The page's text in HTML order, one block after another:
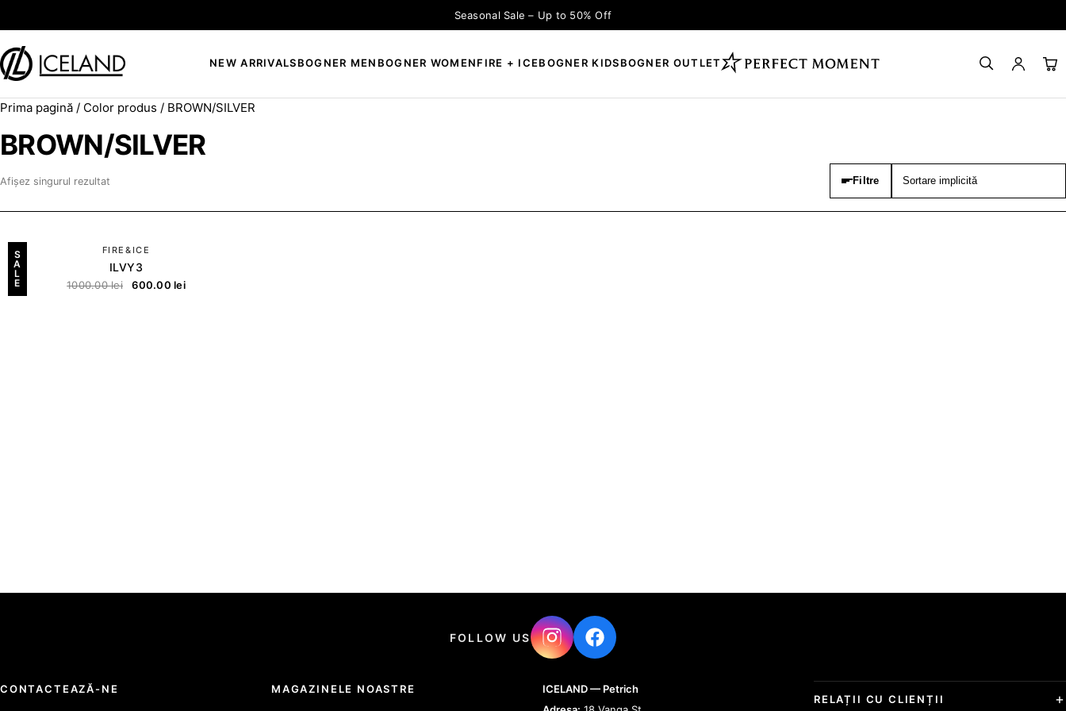
Seasonal Sale – Up to 50% Off
NEW ARRIVALSBOGNER MEN BOGNER WOMENFIRE + ICEBOGNER KIDSBOGNER OUTLET
Prima pagină / Color produs / BROWN/SILVER
BROWN/SILVER
Afișez singurul rezultat Filtre
S
A
L
E
FIRE&ICE
ILVY3
1000.00lei 600.00lei
FOLLOW US
CONTACTEAZĂ-NE MAGAZINELE NOASTRE
ICELAND — Petrich
RELAȚII CU CLIENȚII